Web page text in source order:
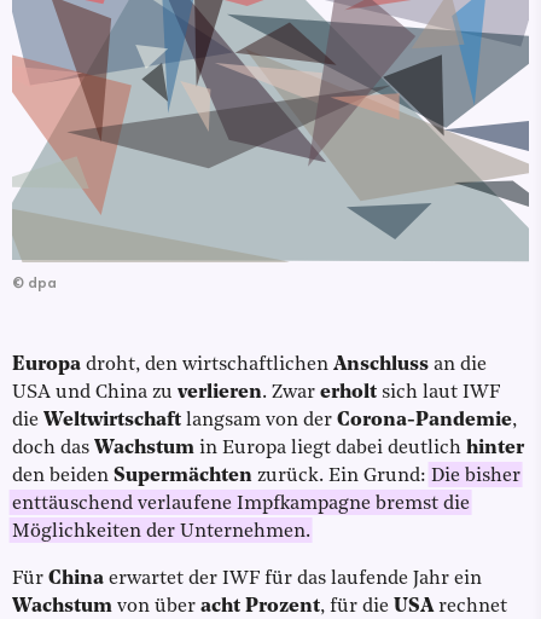
© dpa
Europa droht, den wirtschaftlichen Anschluss an die
USA und China zu verlieren. Zwar erholt sich laut IWF
die Weltwirtschaft langsam von der Corona-Pandemie,
doch das Wachstum in Europa liegt dabei deutlich hinter
den beiden Supermächten zurück. Ein Grund: Die bisher
enttäuschend verlaufene Impfkampagne bremst die
Möglichkeiten der Unternehmen.
Für China erwartet der IWF für das laufende Jahr ein
Wachstum von über acht Prozent, für die USArechnet